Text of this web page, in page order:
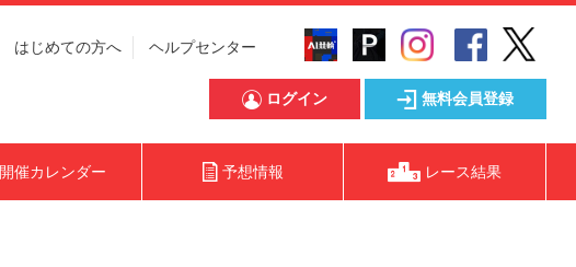
はじめての方へ ヘルプセンター
ログイン 無料会員登録
開催カレンダー 予想情報 レース結果